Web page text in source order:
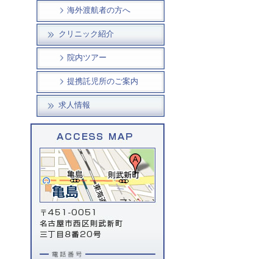
海外渡航者の方へ
クリニック紹介
院内ツアー
提携託児所のご案内
求人情報